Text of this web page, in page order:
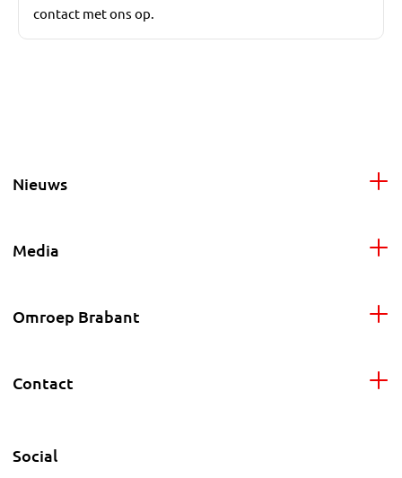
contact met ons op.
Nieuws
Media
Omroep Brabant
Contact
Social